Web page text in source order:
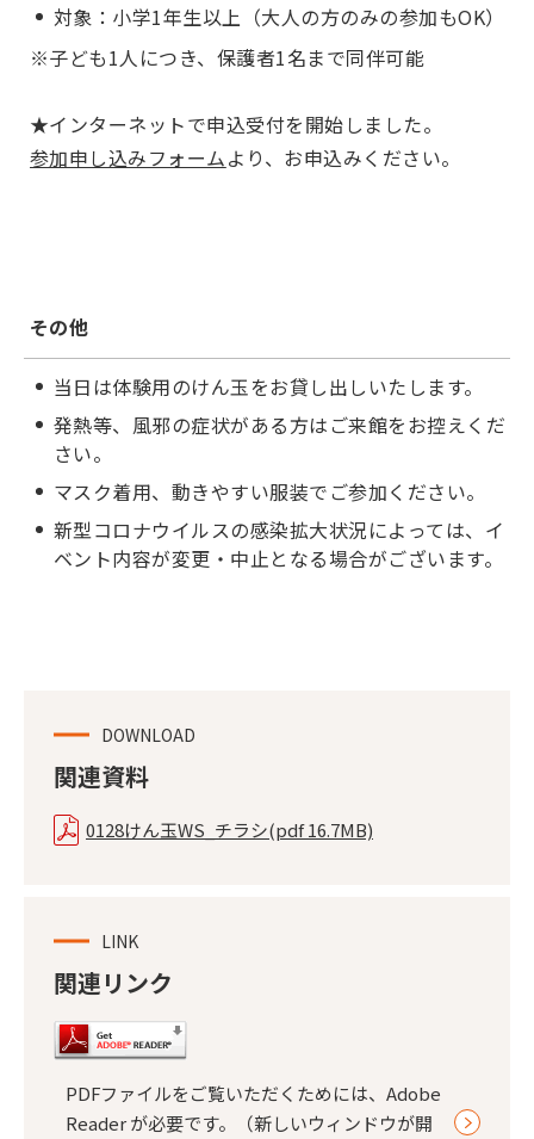
対象：小学1年生以上（大人の方のみの参加もOK）
※子ども1人につき、保護者1名まで同伴可能
★インターネットで申込受付を開始しました。
参加申し込みフォームより、お申込みください。
その他
当日は体験用のけん玉をお貸し出しいたします。
発熱等、風邪の症状がある方はご来館をお控えくだ
さい。
マスク着用、動きやすい服装でご参加ください。
新型コロナウイルスの感染拡大状況によっては、イ
ベント内容が変更・中止となる場合がございます。
DOWNLOAD
関連資料
0128けん玉WS_チラシ(pdf 16.7MB)
LINK
関連リンク
PDFファイルをご覧いただくためには、Adobe
Reader が必要です。（新しいウィンドウが開